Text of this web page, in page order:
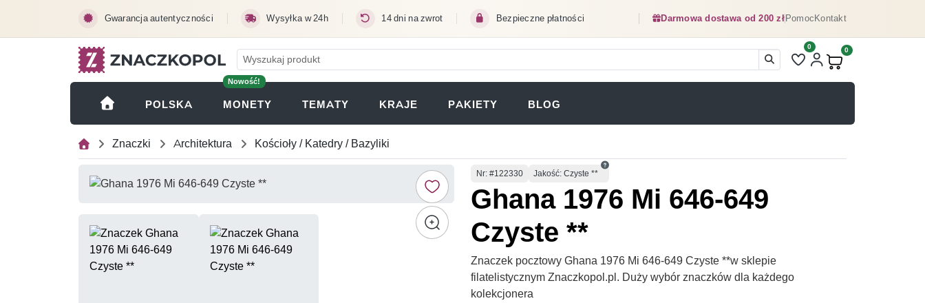
Gwarancja autentyczności Wysyłka w 24h 14 dni na zwrot Bezpieczne płatności Darmowa dostawa od 200 złPomocKontakt
Liczba pozycji na liście
0
Produkty w koszyku:
0
POLSKA
Nowość!
MONETY (OTWIERA SIĘ W NOWEJ KARCIE)
TEMATY KRAJE PAKIETY BLOG
Znaczki Architektura Kościoły / Katedry / Bazyliki
Numer
Nr: #122330 Jakość: Czyste **
Ghana 1976 Mi 646-649
Czyste **
Znaczek pocztowy Ghana 1976 Mi 646-649 Czyste **w sklepie
filatelistycznym Znaczkopol.pl. Duży wybór znaczków dla każdego
kolekcjonera